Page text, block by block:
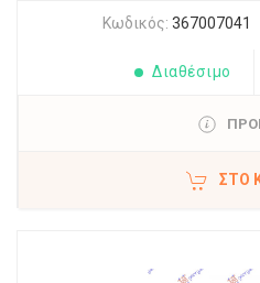
Κωδικός: 367007041
Διαθέσιμο
ΣΤΟ